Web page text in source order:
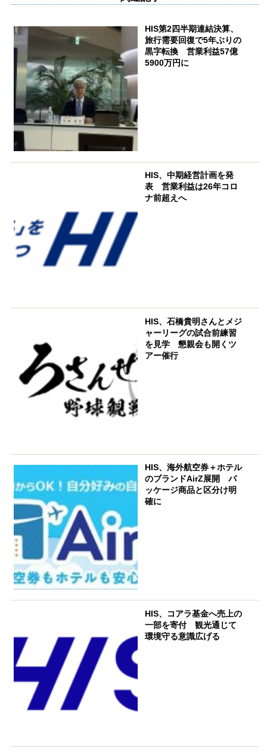
HIS第2四半期連結決算、
旅行需要回復で5年ぶりの
黒字転換 営業利益57億
5900万円に
HIS、中期経営計画を発
表 営業利益は26年コロ
ナ前超えへ
HIS、石橋貴明さんとメジ
ャーリーグの試合前練習
を見学 懇親会も開くツ
アー催行
HIS、海外航空券＋ホテル
のブランドAirZ展開 パ
ッケージ商品と区分け明
確に
HIS、コアラ基金へ売上の
一部を寄付 観光通じて
環境守る意識広げる